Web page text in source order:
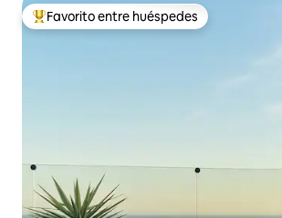
De los mejores en Favorito entre huéspedes
Favorito entre huéspedes